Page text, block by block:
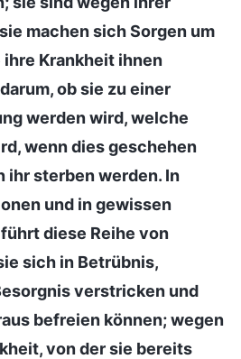
machen sich Sorgen um
Krankheit ihnen
ob sie zu einer
werden wird, welche
wenn dies geschehen
ihr sterben werden. In
und in gewissen
diese Reihe von
sich in Betrübnis,
verstricken und
befreien können; wegen
von der sie bereits